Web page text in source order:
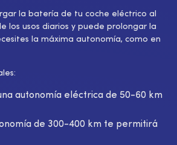
la batería de tu coche eléctrico al
los usos diarios y puede prolongar la
la máxima autonomía, como en
autonomía eléctrica de 50-60 km
de 300-400 km te permitirá